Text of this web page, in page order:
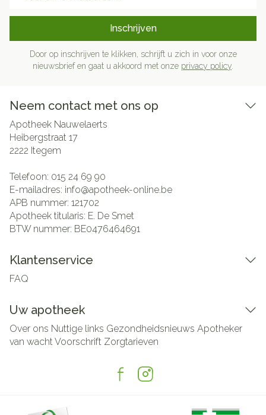
Inschrijven
Door op inschrijven te klikken, schrijft u zich in voor onze
nieuwsbrief en gaat u akkoord met onze privacy policy
Neem contact met ons op
Apotheek Nauwelaerts
Heibergstraat 17
2222 Itegem
Telefoon: 015 24 69 90
E-mailadres: info@apotheek-online.be
APB nummer: 121702
Apotheek titularis: E. De Smet
BTW nummer: BE0476464691
Klantenservice
FAQ
Uw apotheek
Over ons Nuttige links Gezondheidsnieuws Apotheker
van wachtVoorschrift Zorgtarieven